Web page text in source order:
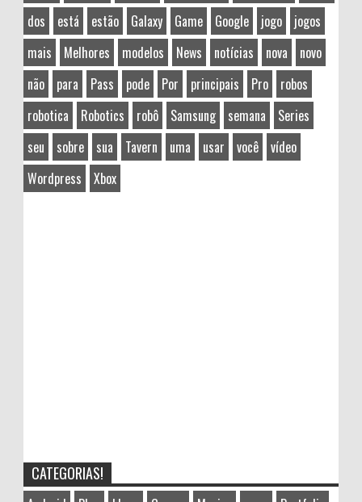
dos
está estão Galaxy Game Google jogo
jogos
mais
Melhores modelos News notícias nova
novo
não
para Pass pode Por principais Pro
robos
robotica
Robotics robô Samsung semana
Series
seu
sobre sua Tavern uma usar você
vídeo
Wordpress
Xbox
CATEGORIAS!